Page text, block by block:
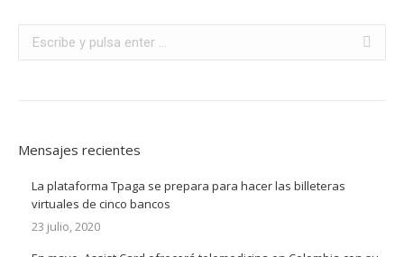
Buscar:
Mensajes recientes
La plataforma Tpaga se prepara para hacer las billeteras
virtuales de cinco bancos
23 julio, 2020